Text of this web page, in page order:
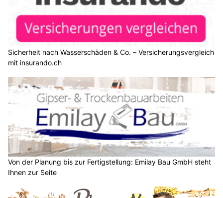
Sicherheit nach Wasserschäden & Co. – Versicherungsvergleich
mit insurando.ch
Von der Planung bis zur Fertigstellung: Emilay Bau GmbH steht
Ihnen zur Seite